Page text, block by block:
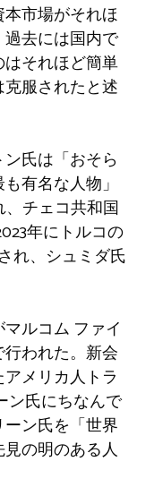
市場がそれほ
去には国内で
はそれほど簡単
服されたと述
氏は「おそら
有名な人物」
チェコ共和国
年にトルコの
れ、シュミダ氏
ルコム ファイ
われた。新会
メリカ人トラ
ン氏にちなんで
ン氏を「世界
の明のある人